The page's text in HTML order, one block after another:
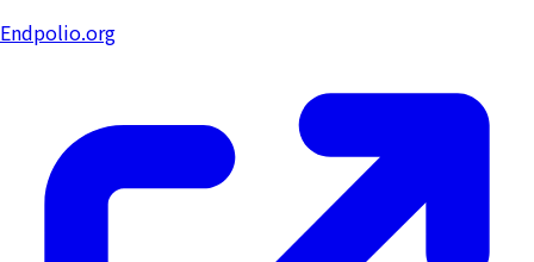
Endpolio.org